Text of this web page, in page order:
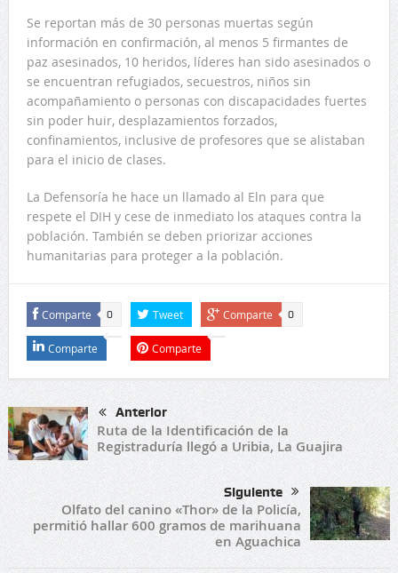
Se reportan más de 30 personas muertas según
información en confirmación, al menos 5 firmantes de
paz asesinados, 10 heridos, líderes han sido asesinados o
se encuentran refugiados, secuestros, niños sin
acompañamiento o personas con discapacidades fuertes
sin poder huir, desplazamientos forzados,
confinamientos, inclusive de profesores que se alistaban
para el inicio de clases.
La Defensoría he hace un llamado al Eln para que
respete el DIH y cese de inmediato los ataques contra la
población. También se deben priorizar acciones
humanitarias para proteger a la población.
Comparte 0 Tweet Comparte 0
Comparte Comparte
Anterior
Ruta de la Identificación de la
Registraduría llegó a Uribia, La Guajira
Siguiente
Olfato del canino «Thor» de la Policía,
permitió hallar 600 gramos de marihuana
en Aguachica